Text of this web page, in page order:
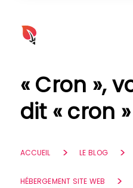
« Cron »,
dit « cron
ACCUEIL LE BLOG
HÉBERGEMENT SITE WEB